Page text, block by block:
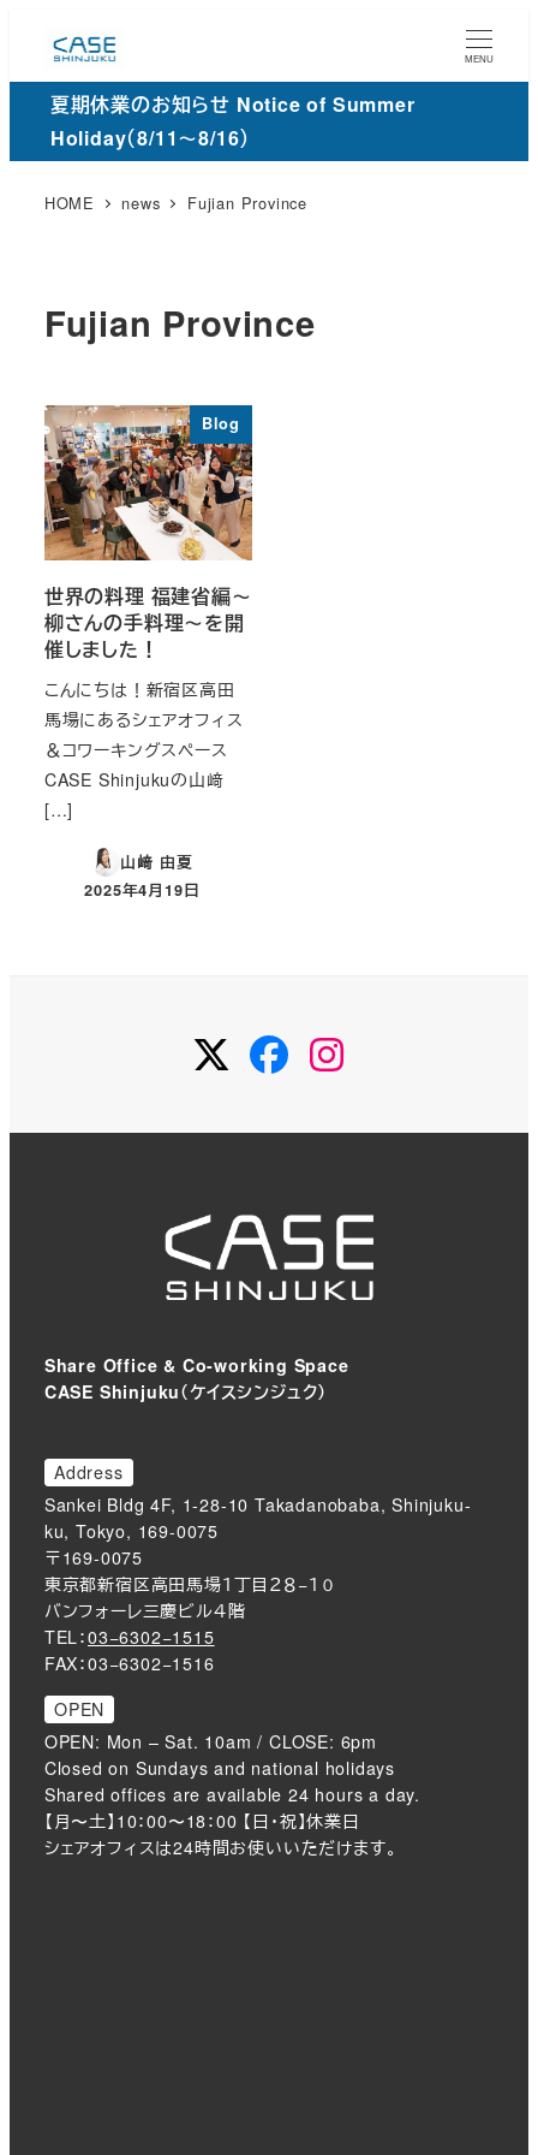
ン
MENU
夏期休業のお知らせ Notice of Summer
Holiday（8/11～8/16）
HOME news Fujian Province
Fujian Province
Blog
世界の料理 福建省編～
柳さんの手料理～を開
催しました！
こんにちは！新宿区高田
馬場にあるシェアオフィス
＆コワーキングスペース
CASE Shinjukuの山﨑
[…]
山﨑 由夏
投稿日
2025年4月19日
TwitterFacebook
Share Office & Co-working Space
CASE Shinjuku（ケイスシンジュク）
Address
Sankei Bldg 4F, 1-28-10 Takadanobaba, Shinjuku-
ku, Tokyo, 169-0075
〒169-0075
東京都新宿区高田馬場１丁目２８−１０
バンフォーレ三慶ビル４階
TEL：03−6302−1515
FAX：03−6302−1516
OPEN
OPEN: Mon – Sat. 10am / CLOSE: 6pm
Closed on Sundays and national holidays
Shared offices are available 24 hours a day.
【月〜土】10：00〜18：00 【日・祝】休業日
シェアオフィスは24時間お使いいただけます。